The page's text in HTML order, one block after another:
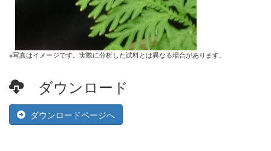
※写真はイメージです。実際に分析した試料とは異なる場合があります。
ダウンロード
ダウンロードページへ